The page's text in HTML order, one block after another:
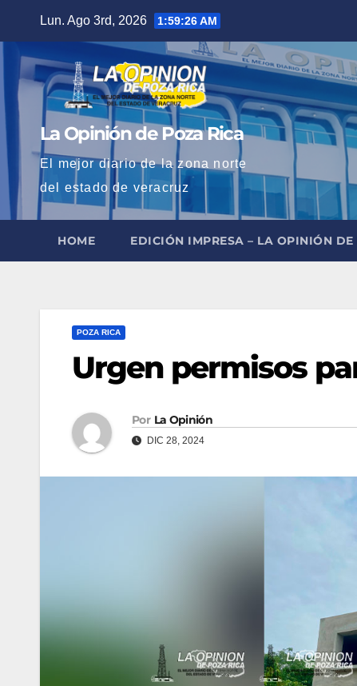
contenido
Lun. Ago 3rd, 2026 1:59:27 AM
La Opinión de Poza Rica
El mejor diario de la zona norte
del estado de veracruz
HOME EDICIÓN IMPRESA – LA OPINIÓN
POZA RICA
Urgen permisos
Por La Opinión
DIC 28, 2024